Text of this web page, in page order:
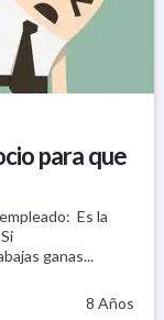
para que
Es la
ganas...
8 Años